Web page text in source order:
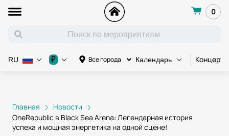
0
Все города Календарь Концерт
RU ₽
Главная
Новости
OneRepublic в Black Sea Arena: Легендарная история
успеха и мощная энергетика на одной сцене!